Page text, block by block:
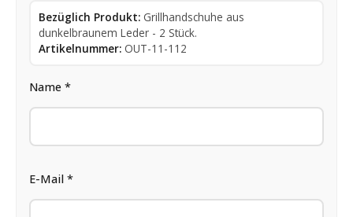
Bezüglich Produkt: Grillhandschuhe aus
dunkelbraunem Leder - 2 Stück.
Artikelnummer: OUT-11-112
Name *
E-Mail *